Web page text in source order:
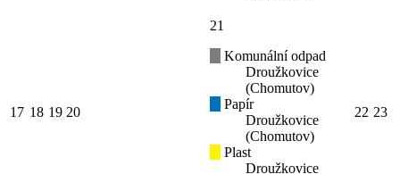
17 18 19 20
21
Komunální odpad
Droužkovice
(Chomutov)
Papír
Droužkovice
(Chomutov)
Plast
Droužkovice
22 23